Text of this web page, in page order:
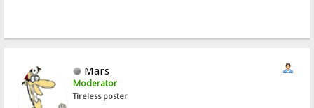
Mars
Moderator
Tireless poster